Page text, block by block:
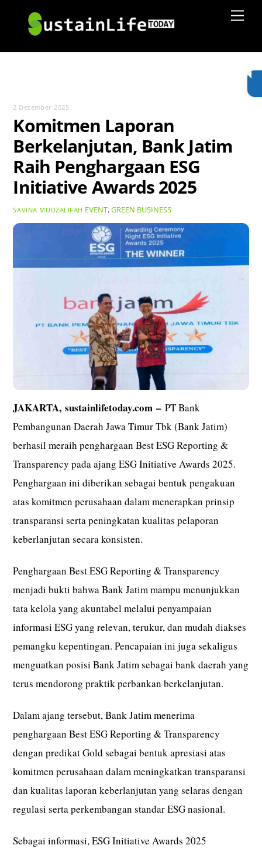
content
2 Desember 2025
Komitmen Laporan
Berkelanjutan, Bank Jatim
Raih Penghargaan ESG
Initiative Awards 2025
SAVINA MUDZALIFAH EVENT,GREEN BUSINESS
JAKARTA,sustainlifetoday.com – PT Bank
Pembangunan Daerah Jawa Timur Tbk (Bank Jatim)
berhasil meraih penghargaan Best ESG Reporting &
Transparency pada ajang ESG Initiative Awards 2025.
Penghargaan ini diberikan sebagai bentuk pengakuan
atas komitmen perusahaan dalam menerapkan prinsip
transparansi serta peningkatan kualitas pelaporan
keberlanjutan secara konsisten.
Penghargaan Best ESG Reporting & Transparency
menjadi bukti bahwa Bank Jatim mampu menunjukkan
tata kelola yang akuntabel melalui penyampaian
informasi ESG yang relevan, terukur, dan mudah diakses
pemangku kepentingan. Pencapaian ini juga sekaligus
menguatkan posisi Bank Jatim sebagai bank daerah yang
terus mendorong praktik perbankan berkelanjutan.
Dalam ajang tersebut, Bank Jatim menerima
penghargaan Best ESG Reporting & Transparency
dengan predikat Gold sebagai bentuk apresiasi atas
komitmen perusahaan dalam meningkatkan transparansi
dan kualitas laporan keberlanjutan yang selaras dengan
regulasi serta perkembangan standar ESG nasional.
Sebagai informasi, ESG Initiative Awards 2025